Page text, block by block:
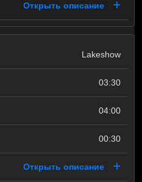
Открыть описание
Lakeshow
03:30
04:00
00:30
Открыть описание